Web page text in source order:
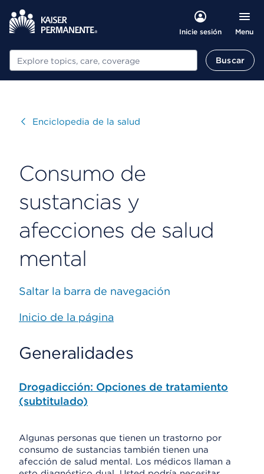
Inicie sesión Menu
Buscar Buscar
Visitar
Enciclopedia de la salud
Consumo de
sustancias y
afecciones de salud
mental
Saltar la barra de navegación
Inicio de la página
Generalidades
Drogadicción: Opciones de tratamiento
(subtitulado)
Algunas personas que tienen un trastorno por
consumo de sustancias también tienen una
afección de salud mental. Los médicos llaman a